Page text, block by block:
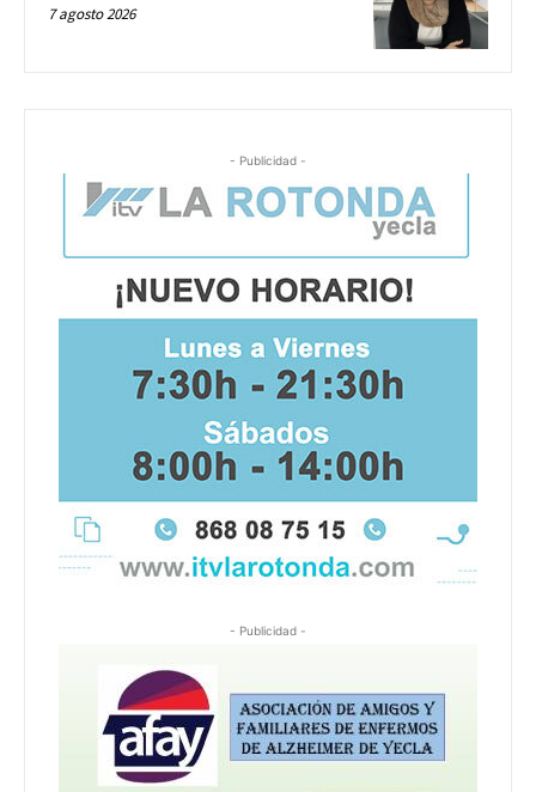
7 agosto 2026
- Publicidad -
- Publicidad -